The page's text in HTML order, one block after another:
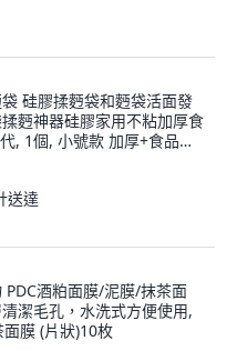
硅膠揉麪袋和麪袋活面發
麪神器硅膠家用不粘加厚食
, 1個, 小號款 加厚+食品級
升級 大號款+小號款 二個款
送達
PDC酒粕面膜/泥膜/抹茶面
潔毛孔，水洗式方便使用,
膜 (片狀)10枚